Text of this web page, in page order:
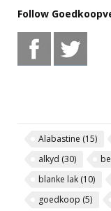
Follow
Alabastine (15)
alkyd (30)
blanke lak (10)
goedkoop (5)